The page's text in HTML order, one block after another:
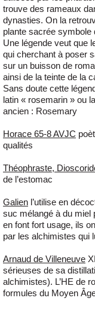
trouve des rameaux
dynasties. On la
plante sacrée symbole
Une légende veut que
qui cherchant à poser
sur un buisson de
ainsi de la teinte de la
Sans doute cette
latin « rosemarin » ou
ancien : Rosemary
Horace 65-8 AVJC
qualités
Théophraste,
de l’estomac
Galien l’utilise en
suc mélangé à du miel
en font fort usage, ils
par les alchimistes qui
Arnaud de Villeneuve
sérieuses de sa
alchimistes). L’HE de
formules du Moyen